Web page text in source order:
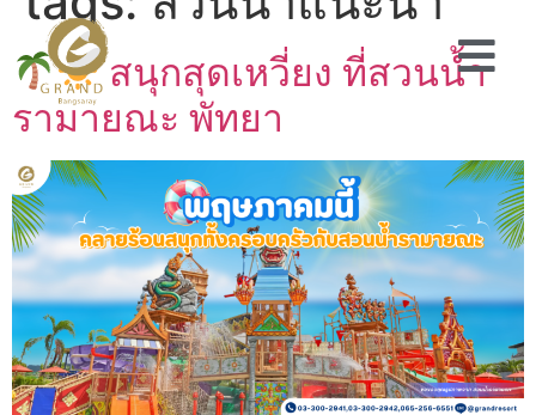
สนุกสุดเหวี่ยง ที่สวนน้ำ
รามายณะ พัทยา